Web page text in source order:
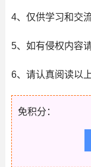
4、仅供学习和交
5、如有侵权内容
6、请认真阅读以
免积分：